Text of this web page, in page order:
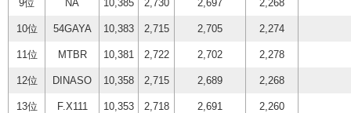
NA 10,385 2,730 2,697 2,268
54GAYA 10,383 2,715 2,705 2,274
MTBR 10,381 2,722 2,702 2,278
DINASO 10,358 2,715 2,689 2,268
F.X111 10,353 2,718 2,691 2,260
9位
10位
11位
12位
13位